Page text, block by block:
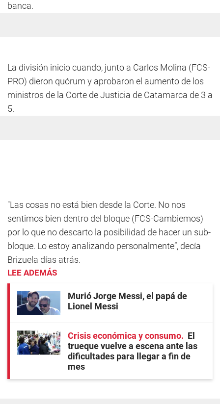
banca.
La división inicio cuando, junto a Carlos Molina (FCS-
PRO) dieron quórum y aprobaron el aumento de los
ministros de la Corte de Justicia de Catamarca de 3 a
5.
"Las cosas no está bien desde la Corte. No nos
sentimos bien dentro del bloque (FCS-Cambiemos)
por lo que no descarto la posibilidad de hacer un sub-
bloque. Lo estoy analizando personalmente”, decía
Brizuela días atrás.
LEE ADEMÁS
Murió Jorge Messi, el papá de
Lionel Messi
Crisis económica y consumo
El
trueque vuelve a escena ante las
dificultades para llegar a fin de
mes